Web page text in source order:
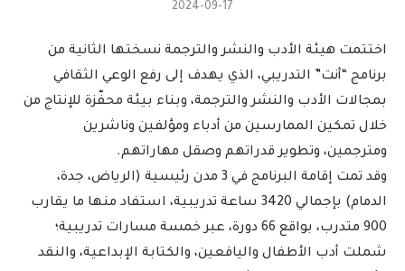
2024-09-17
اختتمت هيئة الأدب والنشر والترجمة نسختها الثانية من
برنامج “أنت” التدريبي، الذي يهدف إلى رفع الوعي الثقافي
بمجالات الأدب والنشر والترجمة، وبناء بيئة محفّزة للإنتاج من
خلال تمكين الممارسين من أدباء ومؤلفين وناشرين
ومترجمين، وتطوير قدراتهم وصقل مهاراتهم.
وقد تمت إقامة البرنامج في 3 مدن رئيسية (الرياض، جدة،
الدمام) بإجمالي 3420 ساعة تدريبية، استفاد منها ما يقارب
900 متدرب، بواقع 66 دورة، عبر خمسة مسارات تدريبية؛
شملت أدب الأطفال واليافعين، والكتابة الإبداعية، والنقد